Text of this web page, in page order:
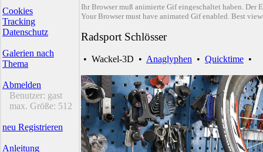
Cookies
Tracking
Datenschutz
Galerien nach
Thema
Abmelden
Benutzer: gast
max. Größe: 512
neu Registrieren
Anleitung
Ihr Browser muß animierte Gif eingeschaltet haben. Der
Your Browser must have animated Gif enabled. Best
Radsport Schlösser
• Wackel-3D • Anaglyphen • Quicktime •